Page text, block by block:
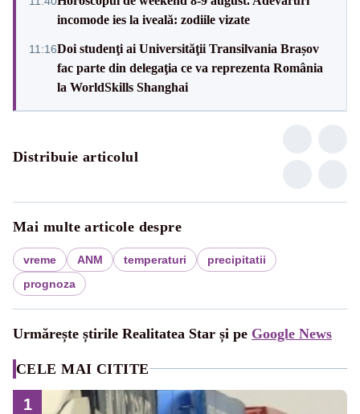
incomode ies la iveală: zodiile vizate
11:16Doi studenţi ai Universităţii Transilvania Brașov
fac parte din delegaţia ce va reprezenta România
la WorldSkills Shanghai
Distribuie articolul
Mai multe articole despre
vreme ANM temperaturi
precipitatii
prognoza
Urmărește știrile Realitatea Star și pe Google News
CELE MAI CITITE
1